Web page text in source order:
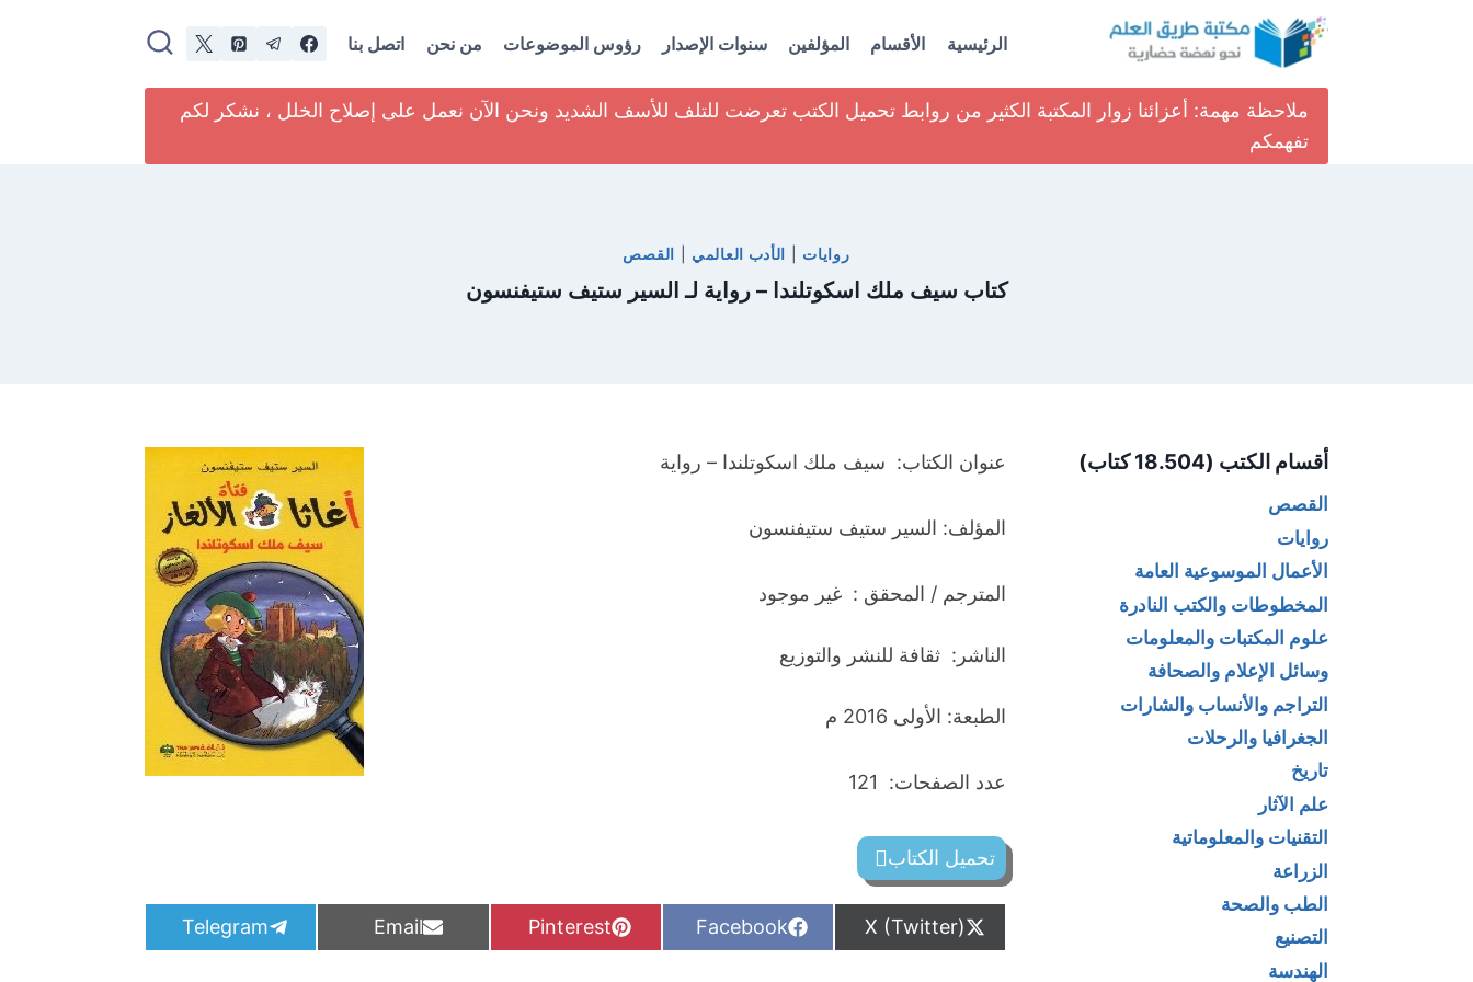
الرئيسية الأقسام المؤلفين سنوات الإصدار رؤوس الموضوعات من نحن اتصل بنا
ملاحظة مهمة: أعزائنا زوار المكتبة الكثير من روابط تحميل الكتب تعرضت للتلف للأسف الشديد ونحن الآن نعمل على إصلاح الخلل ، نشكر لكم
تفهمكم
روايات الأدب العالمي القصص
كتاب سيف ملك اسكوتلندا – رواية لـ السير ستيف ستيفنسون
عنوان الكتاب: سيف ملك اسكوتلندا – رواية
المؤلف: السير ستيف ستيفنسون
المترجم / المحقق : غير موجود
الناشر: ثقافة للنشر والتوزيع
الطبعة: الأولى 2016 م
عدد الصفحات: 121
تحميل الكتاب
S
h
X (Twitter)
S
h
Facebook
S
h
Pinterest
S
h
Email
S
h
Telegram
أقسام الكتب (18.504 كتاب)
القصص
روايات
الأعمال الموسوعية العامة
المخطوطات والكتب النادرة
علوم المكتبات والمعلومات
وسائل الإعلام والصحافة
التراجم والأنساب والشارات
الجغرافيا والرحلات
تاريخ
علم الآثار
التقنيات والمعلوماتية
الزراعة
الطب والصحة
التصنيع
الهندسة